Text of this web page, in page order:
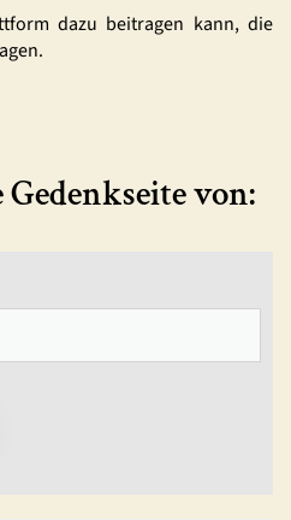
dazu beitragen kann, die
Gedenkseite von: